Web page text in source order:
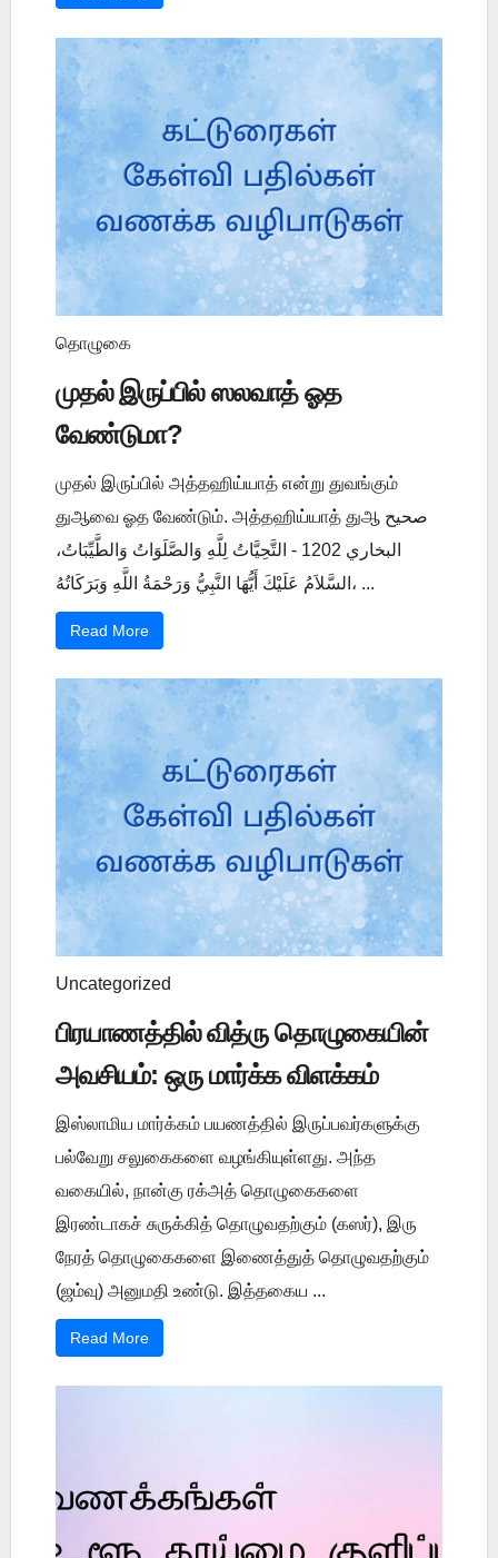
தொழுகை
முதல் இருப்பில் ஸலவாத் ஓத
வேண்டுமா?
முதல் இருப்பில் அத்தஹிய்யாத் என்று துவங்கும்
துஆவை ஓத வேண்டும். அத்தஹிய்யாத் துஆ صحيح
البخاري 1202 - التَّحِيَّاتُ لِلَّهِ وَالصَّلَوَاتُ وَالطَّيِّبَاتُ،
السَّلاَمُ عَلَيْكَ أَيُّهَا النَّبِيُّ وَرَحْمَةُ اللَّهِ وَبَرَكَاتُهُ، ...
Read More
Uncategorized
பிரயாணத்தில் வித்ரு தொழுகையின்
அவசியம்: ஒரு மார்க்க விளக்கம்
இஸ்லாமிய மார்க்கம் பயணத்தில் இருப்பவர்களுக்கு
பல்வேறு சலுகைகளை வழங்கியுள்ளது. அந்த
வகையில், நான்கு ரக்அத் தொழுகைகளை
இரண்டாகச் சுருக்கித் தொழுவதற்கும் (கஸர்), இரு
நேரத் தொழுகைகளை இணைத்துத் தொழுவதற்கும்
(ஜம்வு) அனுமதி உண்டு. இத்தகைய ...
Read More